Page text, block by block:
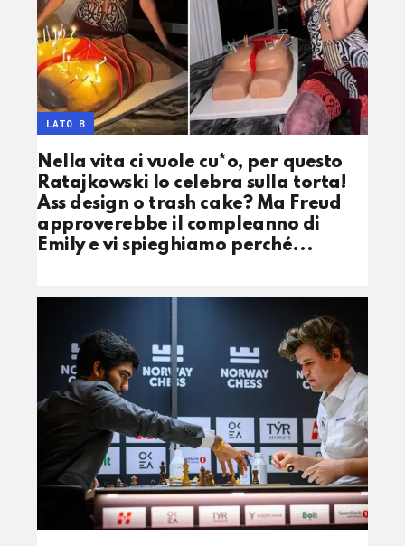
Nella vita ci vuole cu*o, per questo
Ratajkowski lo celebra sulla torta!
Ass design o trash cake? Ma Freud
approverebbe il compleanno di
Emily e vi spieghiamo perché...
LATO B